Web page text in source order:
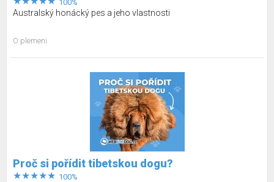
100%
Australský honácký pes a jeho vlastnosti
O plemeni
Proč si pořídit tibetskou dogu?
100%